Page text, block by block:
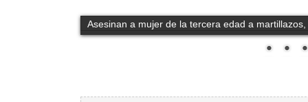
Asesinan a mujer de la tercera edad a